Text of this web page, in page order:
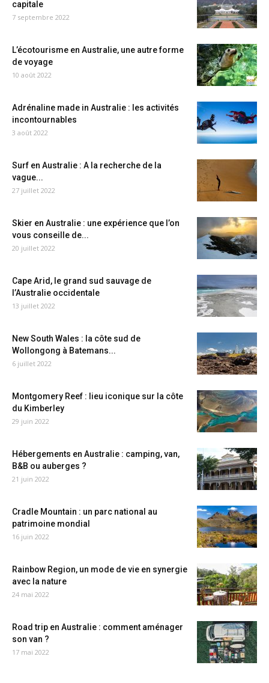
capitale
7 septembre 2022
L’écotourisme en Australie, une autre forme
de voyage
10 août 2022
Adrénaline made in Australie : les activités
incontournables
3 août 2022
Surf en Australie : A la recherche de la
vague...
27 juillet 2022
Skier en Australie : une expérience que l’on
vous conseille de...
20 juillet 2022
Cape Arid, le grand sud sauvage de
l’Australie occidentale
13 juillet 2022
New South Wales : la côte sud de
Wollongong à Batemans...
6 juillet 2022
Montgomery Reef : lieu iconique sur la côte
du Kimberley
29 juin 2022
Hébergements en Australie : camping, van,
B&B ou auberges ?
21 juin 2022
Cradle Mountain : un parc national au
patrimoine mondial
16 juin 2022
Rainbow Region, un mode de vie en synergie
avec la nature
24 mai 2022
Road trip en Australie : comment aménager
son van ?
17 mai 2022